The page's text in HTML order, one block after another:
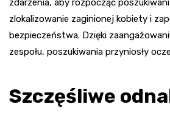
zdarzenia, aby rozpocząć
zlokalizowanie zaginionej kobiety i
bezpieczeństwa. Dzięki
zespołu, poszukiwania przyniosły
Szczęśliwe